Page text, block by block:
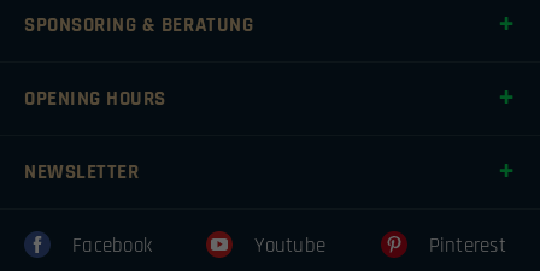
SPONSORING & BERATUNG
OPENING HOURS
NEWSLETTER
Facebook Youtube Pinterest